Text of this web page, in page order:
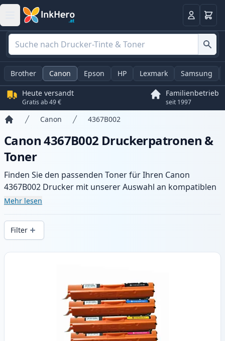
Anmelden
Brother Canon Epson HP Lexmark Samsung
Heute versandt
Gratis ab 49 €
Familienbetrieb
seit 1997
Canon 4367B002
Canon 4367B002 Druckerpatronen &
Toner
Finden Sie den passenden Toner für Ihren Canon
4367B002 Drucker mit unserer Auswahl an kompatiblen
und XL-Patronen. Profitieren Sie von gleichbleibender
in .
Mehr lesen
Filter
Produkte